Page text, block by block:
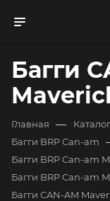
Багги
Главная — Каталог
Багги BRP Can-am
Багги BRP Can-am
Багги BRP Can-am
Багги CAN-AM